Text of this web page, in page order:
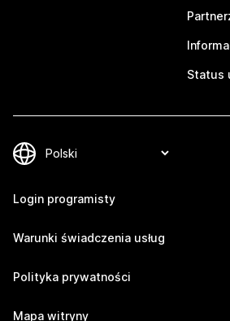
Status
Login programisty
Warunki świadczenia usług
Polityka prywatności
Mapa witryny